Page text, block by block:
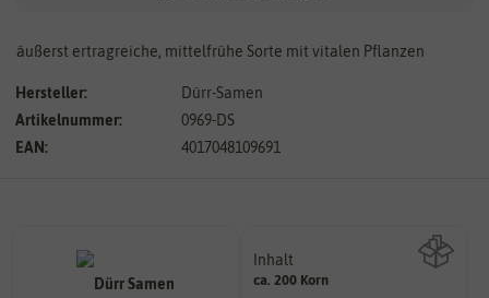
äußerst ertragreiche, mittelfrühe Sorte mit vitalen Pflanzen
Hersteller:
Dürr-Samen
Artikelnummer:
0969-DS
EAN:
4017048109691
Inhalt
ca. 200 KornWie viel ist enthalten